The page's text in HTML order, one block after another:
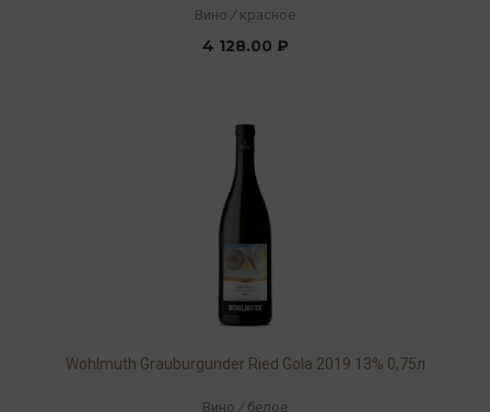
Вино / красное
4 128.00 ₽
Wohlmuth Grauburgunder Ried Gola 2019 13% 0,75л
Вино / белое